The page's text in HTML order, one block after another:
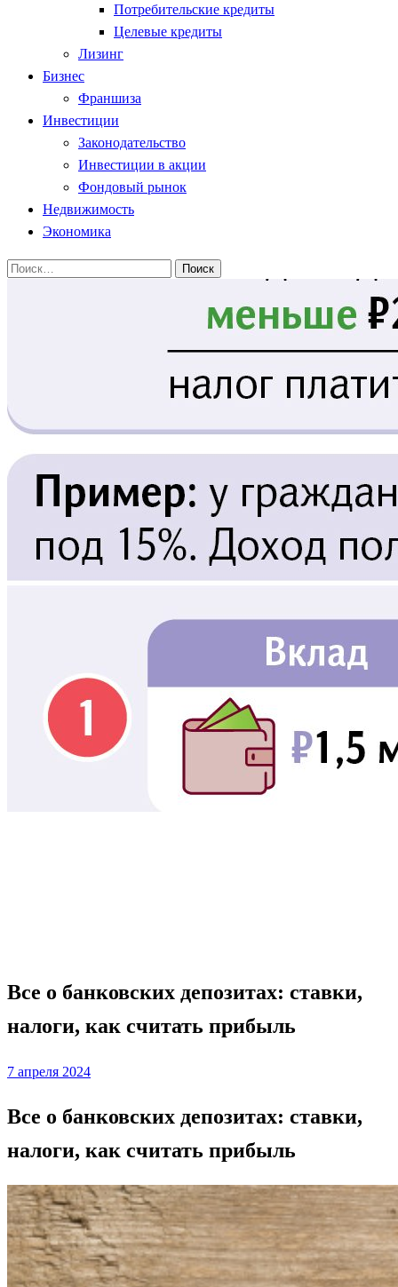
Потребительские кредиты
Целевые кредиты
Лизинг
Бизнес
Франшиза
Инвестиции
Законодательство
Инвестиции в акции
Фондовый рынок
Недвижимость
Экономика
Найти:
Все о банковских депозитах: ставки,
налоги, как считать прибыль
Posted
7 апреля 2024
Все о банковских депозитах: ставки,
налоги, как считать прибыль